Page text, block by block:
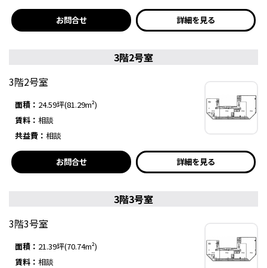
お問合せ 詳細を見る
3階2号室
3階2号室
面積： 24.59坪(81.29m²)
賃料： 相談
共益費： 相談
お問合せ 詳細を見る
3階3号室
3階3号室
面積： 21.39坪(70.74m²)
賃料： 相談